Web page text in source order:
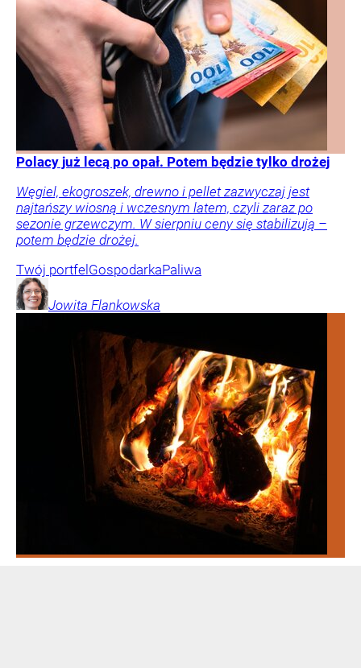
Polacy już lecą po opał. Potem będzie tylko drożej
Węgiel, ekogroszek, drewno i pellet zazwyczaj jest
najtańszy wiosną i wczesnym latem, czyli zaraz po
sezonie grzewczym. W sierpniu ceny się stabilizują –
potem będzie drożej.
Twój portfelGospodarkaPaliwa
Jowita Flankowska